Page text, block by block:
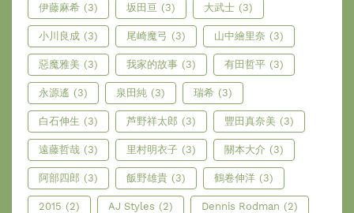
伊藤麻希 (3) 坂田亘 (3) 大武士 (3)
小川良成 (3) 尾崎魔弓 (3) 山中繪里奈 (3)
惡魔雅美 (3) 我家的故事 (3) 有田哲平 (3)
永源遙 (3) 泉田純 (3) 瑞希 (3)
白石伸生 (3) 芦野祥太郎 (3) 豐田真奈美 (3)
遠藤哲哉 (3) 里村明衣子 (3) 關本大介 (3)
阿部四郎 (3) 飯野雄貴 (3) 鶴卷伸洋 (3)
2015 (2) AJ Styles (2) Dennis Rodman (2)